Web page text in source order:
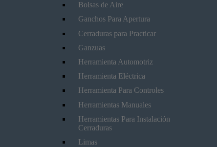
Bolsas de Aire
Ganchos Para Apertura
Cerraduras para Practicar
Ganzuas
Herramienta Automotriz
Herramienta Eléctrica
Herramienta Para Controles
Herramientas Manuales
Herramientas Para Instalación
Cerraduras
Limas